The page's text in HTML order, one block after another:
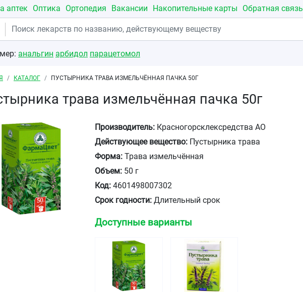
аптек Оптика Ортопедия Вакансии Накопительные карты Обратная связь
анальгин арбидол парацетомол
навигации
КАТАЛОГ ПУСТЫРНИКА ТРАВА ИЗМЕЛЬЧЁННАЯ ПАЧКА 50Г
трава измельчённая пачка 50г
Производитель: Красногорсклексредства АО
Действующее вещество: Пустырника трава
Форма: Трава измельчённая
Объем: 50 г
Код: 4601498007302
Срок годности: Длительный срок
Доступные варианты